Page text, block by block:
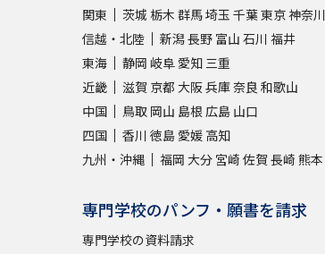
関東
茨城 栃木 群馬埼玉 千葉東京神奈川
信越・北陸
新潟長野 富山 石川 福井
東海
静岡 岐阜 愛知 三重
近畿
滋賀 京都 大阪兵庫奈良 和歌山
中国
鳥取 岡山 島根 広島 山口
四国
香川 徳島 愛媛 高知
九州・沖縄
福岡 大分 宮崎 佐賀 長崎 熊本
専門学校のパンフ・願書を請求
専門学校の資料請求